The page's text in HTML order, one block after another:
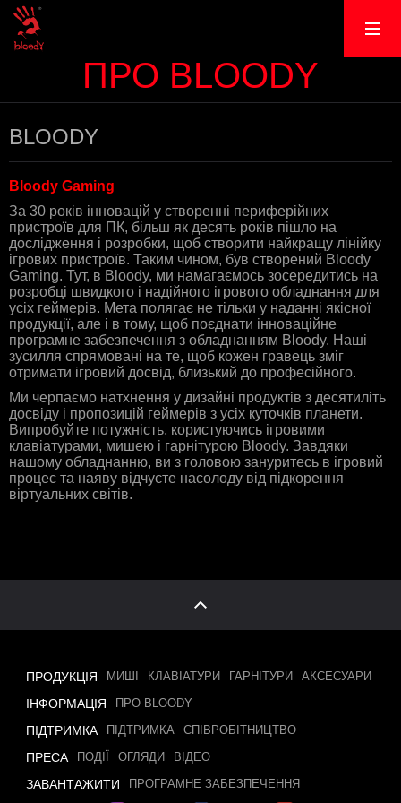
ПРО BLOODY
BLOODY
Bloody Gaming
За 30 років інновацій у створенні периферійних
пристроїв для ПК, більш як десять років пішло на
дослідження і розробки, щоб створити найкращу лінійку
ігрових пристроїв. Таким чином, був створений Bloody
Gaming. Тут, в Bloody, ми намагаємось зосередитись на
розробці швидкого і надійного ігрового обладнання для
усіх геймерів. Мета полягає не тільки у наданні якісної
продукції, але і в тому, щоб поєднати інноваційне
програмне забезпечення з обладнанням Bloody. Наші
зусилля спрямовані на те, щоб кожен гравець зміг
отримати ігровий досвід, близький до професійного.
Ми черпаємо натхнення у дизайні продуктів з десятиліть
досвіду і пропозицій геймерів з усіх куточків планети.
Випробуйте потужність, користуючись ігровими
клавіатурами, мишею і гарнітурою Bloody. Завдяки
нашому обладнанню, ви з головою зануритесь в ігровий
процес та наяву відчуєте насолоду від підкорення
віртуальних світів.
ПРОДУКЦІЯ МИШІ КЛАВІАТУРИ ГАРНІТУРИ АКСЕСУАРИ
ІНФОРМАЦІЯ ПРО BLOODY
ПІДТРИМКА ПІДТРИМКА СПІВРОБІТНИЦТВО
ПРЕСА ПОДІЇ ОГЛЯДИ ВІДЕО
ЗАВАНТАЖИТИ ПРОГРАМНЕ ЗАБЕЗПЕЧЕННЯ